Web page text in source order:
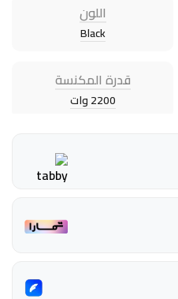
اللون
Black
قدرة المكنسة
2200 وات